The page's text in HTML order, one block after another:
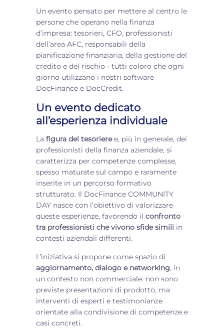
Un evento pensato per mettere al centro le
persone che operano nella finanza
d’impresa: tesorieri, CFO, professionisti
dell’area AFC, responsabili della
pianificazione finanziaria, della gestione del
credito e del rischio - tutti coloro che ogni
giorno utilizzano i nostri software
DocFinance e DocCredit.
Un evento dedicato
all’esperienza individuale
La figura del tesorieree, più in generale, dei
professionisti della finanza aziendale, si
caratterizza per competenze complesse,
spesso maturate sul campo e raramente
inserite in un percorso formativo
strutturato. Il DocFinance COMMUNITY
DAY nasce con l’obiettivo di valorizzare
queste esperienze, favorendo il confronto
tra professionisti che vivono sfide simili in
contesti aziendali differenti.
L’iniziativa si propone come spazio di
aggiornamento, dialogo e networking, in
un contesto non commerciale: non sono
previste presentazioni di prodotto, ma
interventi di esperti e testimonianze
orientate alla condivisione di competenze e
casi concreti.